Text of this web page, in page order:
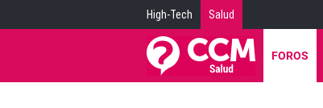
High-Tech Salud
FOROS